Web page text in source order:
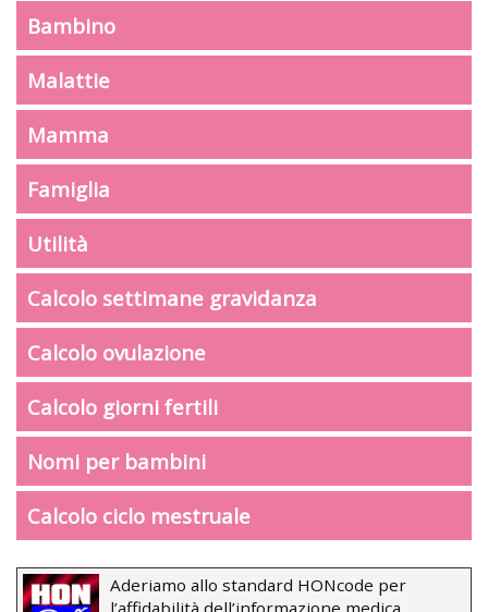
Bambino
Malattie
Mamma
Famiglia
Utilità
Calcolo settimane gravidanza
Calcolo ovulazione
Calcolo giorni fertili
Nomi per bambini
Calcolo ciclo mestruale
Aderiamo allo standard HONcode per